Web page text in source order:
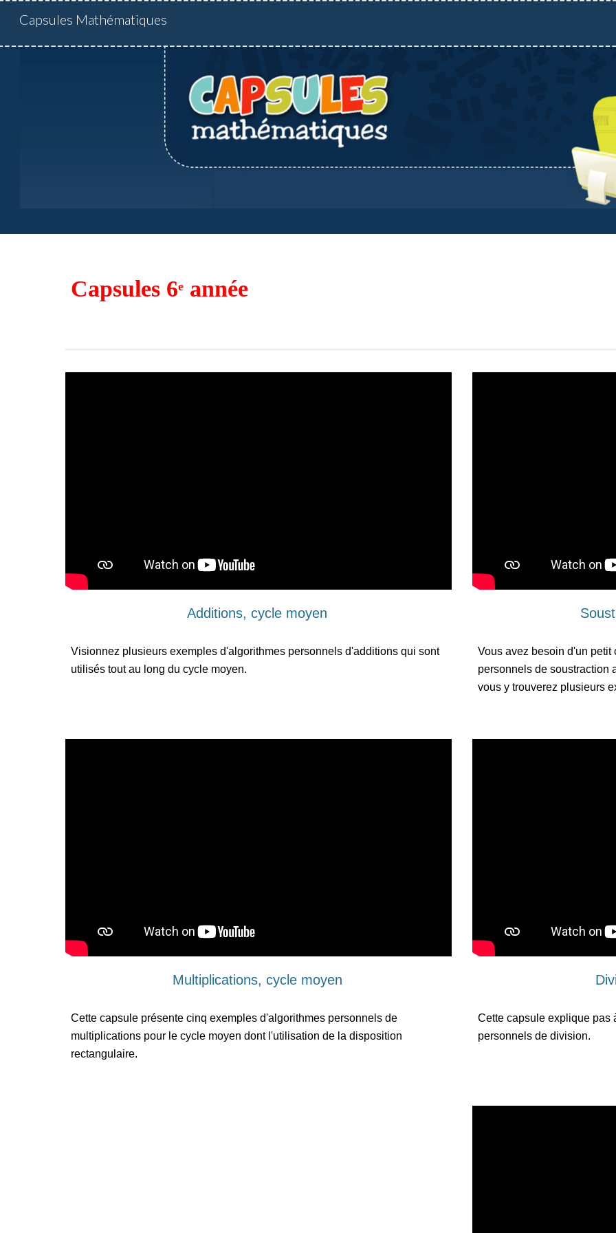
Capsules Mathématiques
Capsules 6e année
Additions, cycle moyen
Visionnez plusieurs exemples d'algorithmes personnels d'additions qui sont
utilisés tout au long du cycle moyen.
Vous avez besoin d'un
personnels de soustraction
vous y trouverez plusieurs
Multiplications, cycle moyen
Cette capsule présente cinq exemples d'algorithmes personnels de
multiplications pour le cycle moyen dont l'utilisation de la disposition
rectangulaire.
Cette capsule explique pas
personnels de division.